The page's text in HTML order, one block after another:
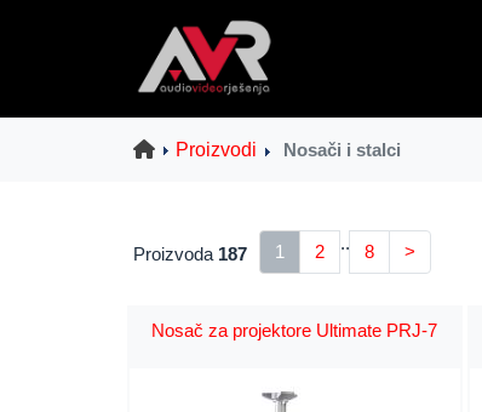
Proizvodi Nosači i stalci
Proizvoda 187 1 2 .. 8 >
Nosač za projektore Ultimate PRJ-7